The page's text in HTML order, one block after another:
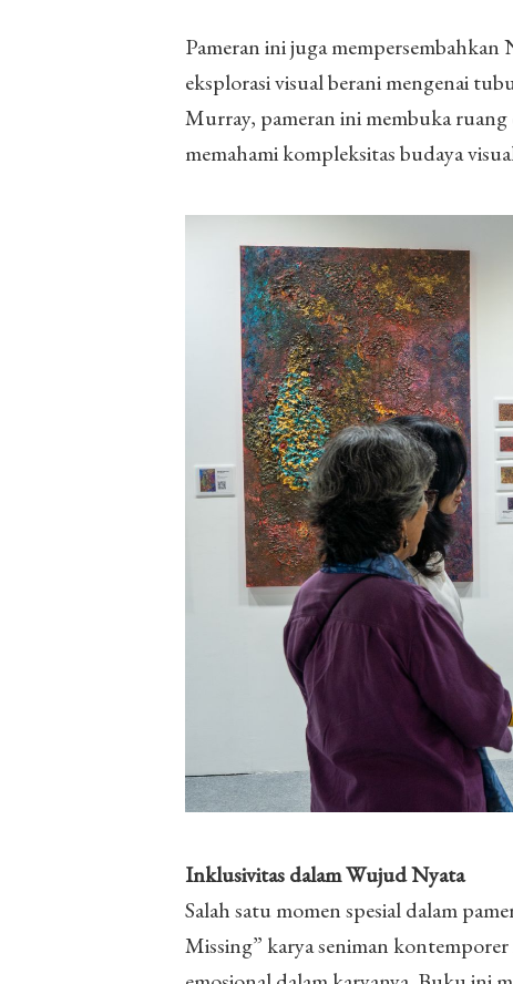
Pameran ini juga
eksplorasi visual berani mengenai
Murray, pameran ini membuka
memahami kompleksitas budaya
Inklusivitas dalam Wujud Nyata
Salah satu momen spesial dalam
Missing” karya seniman